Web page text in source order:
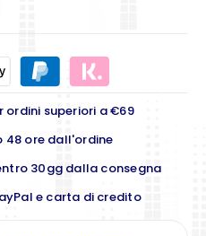
ordini superiori a €69
48 ore dall'ordine
30gg dalla consegna
e carta di credito